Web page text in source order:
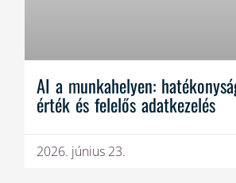
AI a munkahelyen:
érték és felelős adatkezelés
2026. június 23.